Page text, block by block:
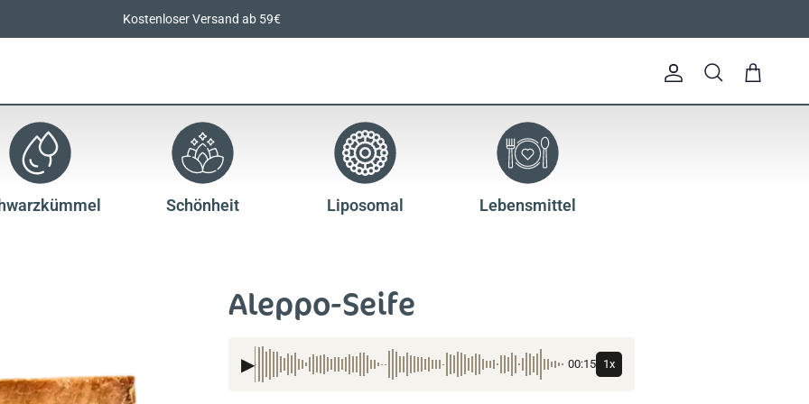
Kostenloser Versand ab 59€
KontoSuchen
Schönheit Liposomal Lebensmittel
Aleppo-Seife
▶ 00:15 1x